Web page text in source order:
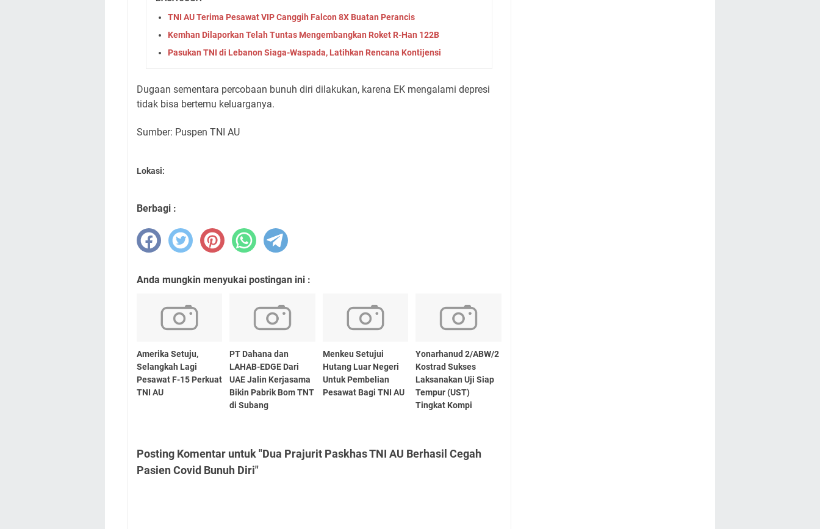
TNI AU Terima Pesawat VIP Canggih Falcon 8X Buatan Perancis
Kemhan Dilaporkan Telah Tuntas Mengembangkan Roket R-Han 122B
Pasukan TNI di Lebanon Siaga-Waspada, Latihkan Rencana Kontijensi
Dugaan sementara percobaan bunuh diri dilakukan, karena EK mengalami depresi
tidak bisa bertemu keluarganya.
Sumber: Puspen TNI AU
Lokasi:
Berbagi :
Anda mungkin menyukai postingan ini :
Amerika Setuju,
Selangkah Lagi
Pesawat F-15 Perkuat
TNI AU
PT Dahana dan
LAHAB-EDGE Dari
UAE Jalin Kerjasama
Bikin Pabrik Bom TNT
di Subang
Menkeu Setujui
Hutang Luar Negeri
Untuk Pembelian
Pesawat Bagi TNI AU
Yonarhanud 2/ABW/2
Kostrad Sukses
Laksanakan Uji Siap
Tempur (UST)
Tingkat Kompi
Posting Komentar untuk "Dua Prajurit Paskhas TNI AU Berhasil Cegah
Pasien Covid Bunuh Diri"